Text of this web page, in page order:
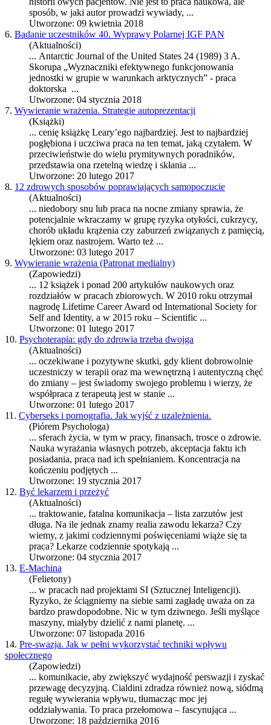
sposób, w jaki autor prowadzi wywiady, ...
Utworzone: 09 kwietnia 2018
6. Badanie uczestników 40. Wyprawy Polarnej IGF PAN
(Aktualności)
... Antarctic Journal of the United States 24 (1989) 3 A.
Skorupa „Wyznaczniki efektywnego funkcjonowania
jednostki w grupie w warunkach arktycznych” - praca
doktorska ...
Utworzone: 04 stycznia 2018
7. Wywieranie wrażenia. Strategie autoprezentacji
(Książki)
... cenię książkę Leary’ego najbardziej. Jest to najbardziej
pogłębiona i uczciwa praca na ten temat, jaką czytałem. W
przeciwieństwie do wielu prymitywnych poradników,
przedstawia ona rzetelną wiedzę i skłania ...
Utworzone: 20 lutego 2017
8. 12 zdrowych sposobów poprawiających samopoczucie
(Aktualności)
... niedobory snu lub praca na nocne zmiany sprawia, że
potencjalnie wkraczamy w grupę ryzyka otyłości, cukrzycy,
chorób układu krążenia czy zaburzeń związanych z pamięcią,
lękiem oraz nastrojem. Warto też ...
Utworzone: 03 lutego 2017
9. Wywieranie wrażenia (Patronat medialny)
(Zapowiedzi)
... 12 książek i ponad 200 artykułów naukowych oraz
rozdziałów w pracach zbiorowych. W 2010 roku otrzymał
nagrodę Lifetime Career Award od International Society for
Self and Identity, a w 2015 roku – Scientific ...
Utworzone: 01 lutego 2017
10. Psychoterapia: gdy do zdrowia trzeba dwojga
(Aktualności)
... oczekiwane i pozytywne skutki, gdy klient dobrowolnie
uczestniczy w terapii oraz ma wewnętrzną i autentyczną chęć
do zmiany – jest świadomy swojego problemu i wierzy, że
współpraca z terapeutą jest w stanie ...
Utworzone: 01 lutego 2017
11. Cyberseks i pornografia. Jak wyjść z uzależnienia.
(Piórem Psychologa)
... sferach życia, w tym w pracy, finansach, trosce o zdrowie.
Nauka wyrażania własnych potrzeb, akceptacja faktu ich
posiadania, praca nad ich spełnianiem. Koncentracja na
kończeniu podjętych ...
Utworzone: 19 stycznia 2017
12. Być lekarzem i przeżyć
(Aktualności)
... traktowanie, fatalna komunikacja – lista zarzutów jest
długa. Na ile jednak znamy realia zawodu lekarza? Czy
wiemy, z jakimi codziennymi poświęceniami wiąże się ta
praca? Lekarze codziennie spotykają ...
Utworzone: 04 stycznia 2017
13. E-Machina
(Felietony)
... w pracach nad projektami SI (Sztucznej Inteligencji).
Ryzyko, że ściągniemy na siebie sami zagładę uważa on za
bardzo prawdopodobne. Nic w tym dziwnego. Jeśli myślące
maszyny, miałyby dzielić z nami planetę. ...
Utworzone: 07 listopada 2016
14. Pre-swazja. Jak w pełni wykorzystać techniki wpływu
społecznego
(Zapowiedzi)
... komunikacie, aby zwiększyć wydajność perswazji i zyskać
przewagę decyzyjną. Cialdini zdradza również nową, siódmą
regułę wywierania wpływu, tłumacząc moc jej
oddziaływania. To praca przełomowa – fascynująca ...
Utworzone: 18 października 2016